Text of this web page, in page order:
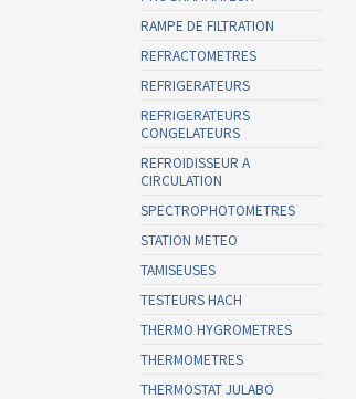
RAMPE DE FILTRATION
REFRACTOMETRES
REFRIGERATEURS
REFRIGERATEURS
CONGELATEURS
REFROIDISSEUR A
CIRCULATION
SPECTROPHOTOMETRES
STATION METEO
TAMISEUSES
TESTEURS HACH
THERMO HYGROMETRES
THERMOMETRES
THERMOSTAT JULABO